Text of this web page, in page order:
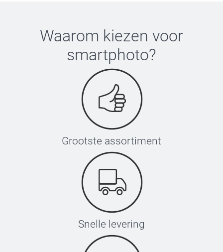
Waarom kiezen voor
smartphoto?
Grootste assortiment
Snelle levering